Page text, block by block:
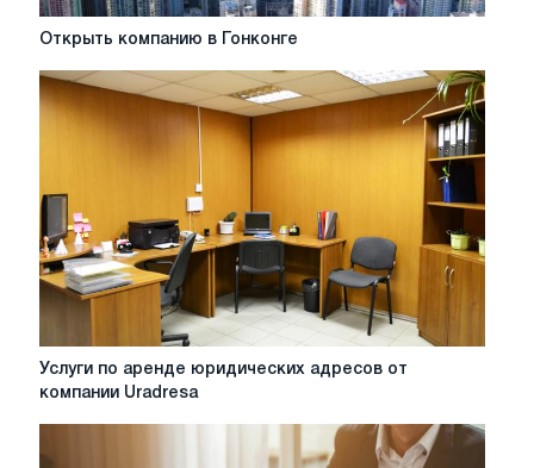
Открыть
в
Гонконге
Открыть компанию в Гонконге
Услуги
адресов
Услуги по аренде юридических адресов от
компании Uradresa